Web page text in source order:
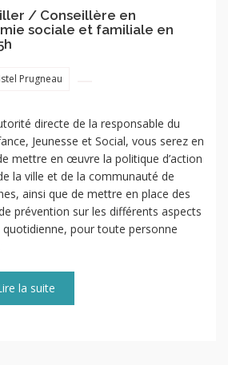
/ Conseillère en
sociale et familiale en
Prugneau
directe de la responsable du
Jeunesse et Social, vous serez en
mettre en œuvre la politique d’action
la ville et de la communauté de
ainsi que de mettre en place des
prévention sur les différents aspects
quotidienne, pour toute personne
la suite